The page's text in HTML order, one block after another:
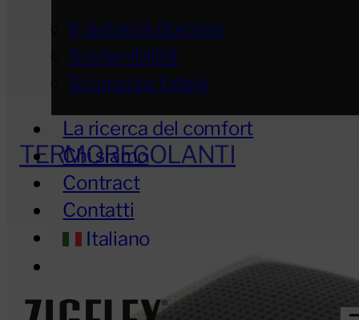
Il sistema dormire
Sostenibilità
Sicurezza totale
La ricerca del comfort
Chi siamo
Contract
Contatti
Italiano
TERMOREGOLANTI